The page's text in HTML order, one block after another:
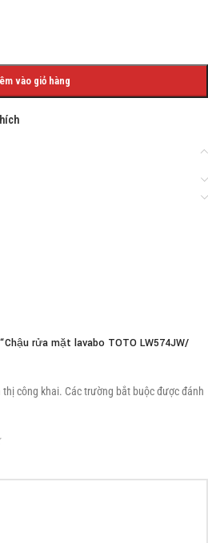
vào giỏ hàng
rửa mặt lavabo TOTO LW574JW/
công khai. Các trường bắt buộc được đánh